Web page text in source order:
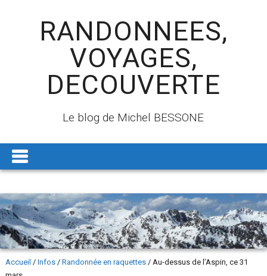
RANDONNEES,
VOYAGES,
DECOUVERTE
Le blog de Michel BESSONE
Accueil / Infos/ Randonnée en raquettes/ Au-dessus de l’Aspin, ce 31